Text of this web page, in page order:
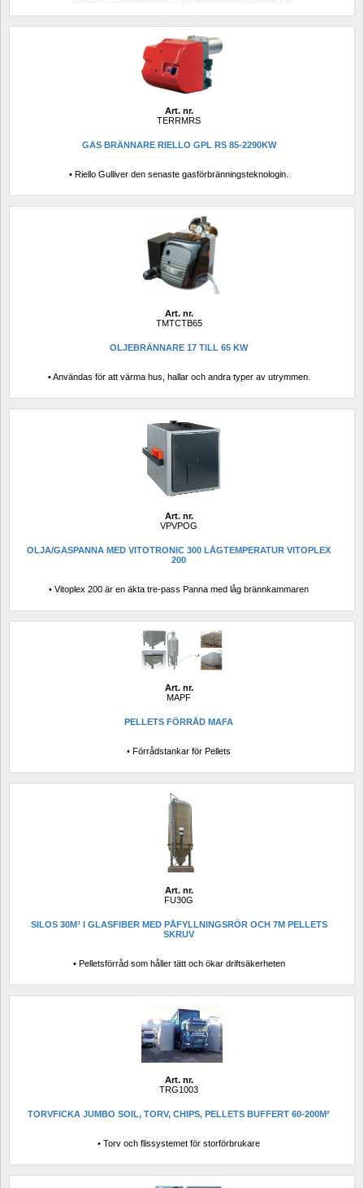
Art. nr.
TERRMRS
GAS BRÄNNARE RIELLO GPL RS 85-2290KW
• Riello Gulliver den senaste gasförbränningsteknologin.
Art. nr.
TMTCTB65
OLJEBRÄNNARE 17 TILL 65 KW
• Användas för att värma hus, hallar och andra typer av utrymmen.
Art. nr.
VPVPOG
OLJA/GASPANNA MED VITOTRONIC 300 LÅGTEMPERATUR VITOPLEX
200
• Vitoplex 200 är en äkta tre-pass Panna med låg brännkammaren
Art. nr.
MAPF
PELLETS FÖRRÅD MAFA
• Förrådstankar för Pellets
Art. nr.
FU30G
SILOS 30M³ I GLASFIBER MED PÅFYLLNINGSRÖR OCH 7M PELLETS
SKRUV
• Pelletsförråd som håller tätt och ökar driftsäkerheten
Art. nr.
TRG1003
TORVFICKA JUMBO SOIL, TORV, CHIPS, PELLETS BUFFERT 60-200M²
• Torv och flissystemet för storförbrukare